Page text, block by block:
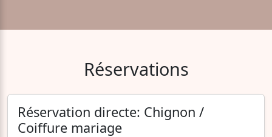
Réservations
Réservation directe: Chignon /
Coiffure mariage